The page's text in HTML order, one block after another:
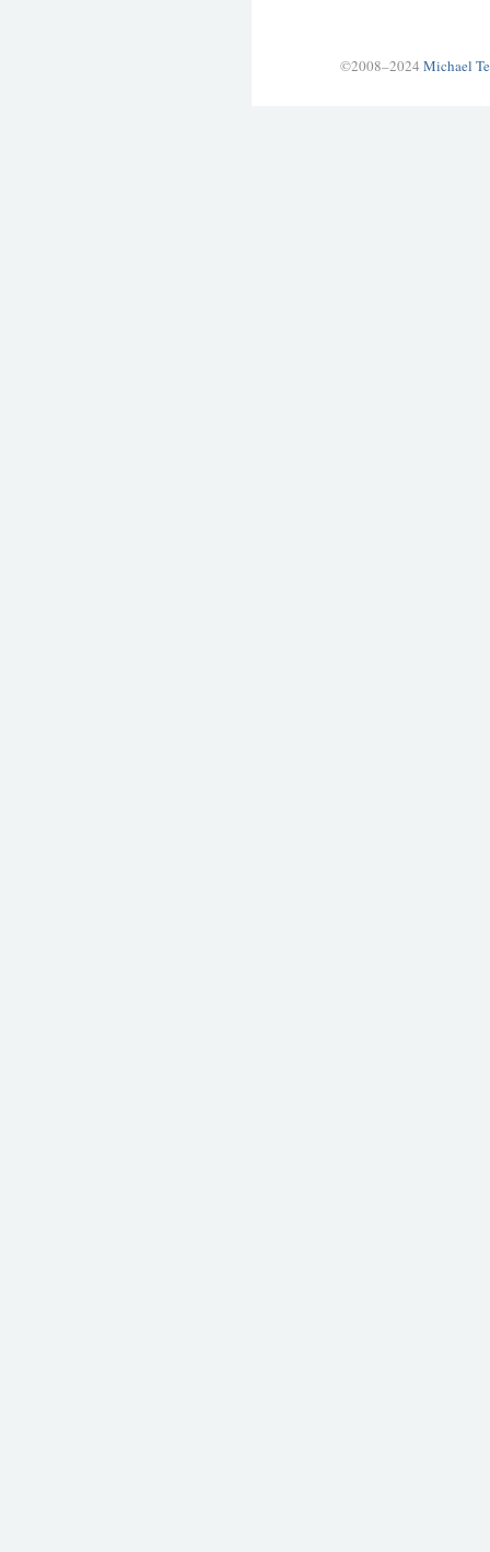
©2008–2024 Michael